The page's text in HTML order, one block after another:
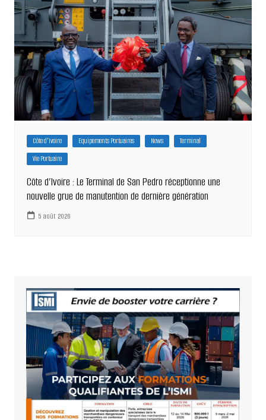
Côte d'Ivoire Equipements Portuaires News
Terminal
Vie Portuaire
Côte d’Ivoire : Le Terminal de San Pedro réceptionne une
nouvelle grue de manutention de dernière génération
5 août 2026